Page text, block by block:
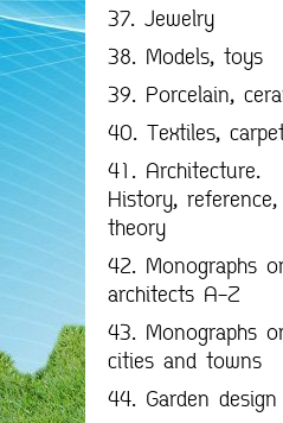
37. Jewelry
38. Models, toys
39. Porcelain,
40. Textiles,
41. Architecture.
History, reference,
theory
42. Monographs
architects A-Z
43. Monographs
cities and towns
44. Garden design